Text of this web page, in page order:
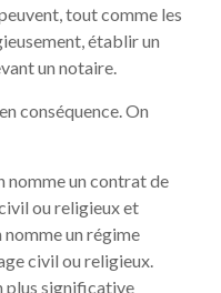
tout comme les
établir un
un notaire.
conséquence. On
nomme un contrat de
ou religieux et
nomme un régime
civil ou religieux.
plus significative